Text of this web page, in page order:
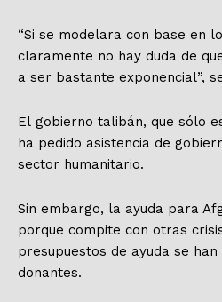
“Si se modelara con base en
claramente no hay duda de
a ser bastante exponencial”,
El gobierno talibán, que sólo
ha pedido asistencia de
sector humanitario.
Sin embargo, la ayuda para
porque compite con otras
presupuestos de ayuda se
donantes.